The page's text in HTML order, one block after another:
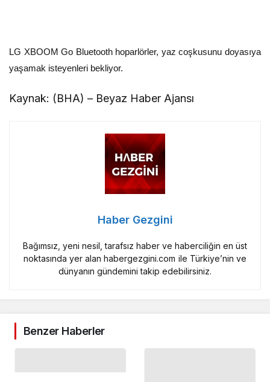
LG XBOOM Go Bluetooth hoparlörler, yaz coşkusunu doyasıya
yaşamak isteyenleri bekliyor.
Kaynak: (BHA) – Beyaz Haber Ajansı
Haber Gezgini
Bağımsız, yeni nesil, tarafsız haber ve haberciliğin en üst
noktasında yer alan habergezgini.com ile Türkiye’nin ve
dünyanın gündemini takip edebilirsiniz.
Benzer Haberler